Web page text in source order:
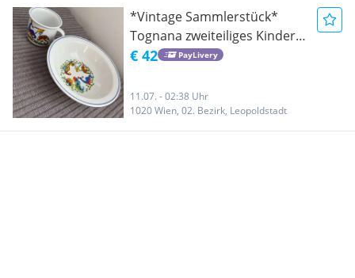
*Vintage Sammlerstück*
Tognana zweiteiliges Kinder-
oder Babygeschirrset Tasse
Muster *Tognana Porcellane
€ 42 PayLivery
11.07. - 02:38 Uhr
1020 Wien, 02. Bezirk, Leopoldstadt